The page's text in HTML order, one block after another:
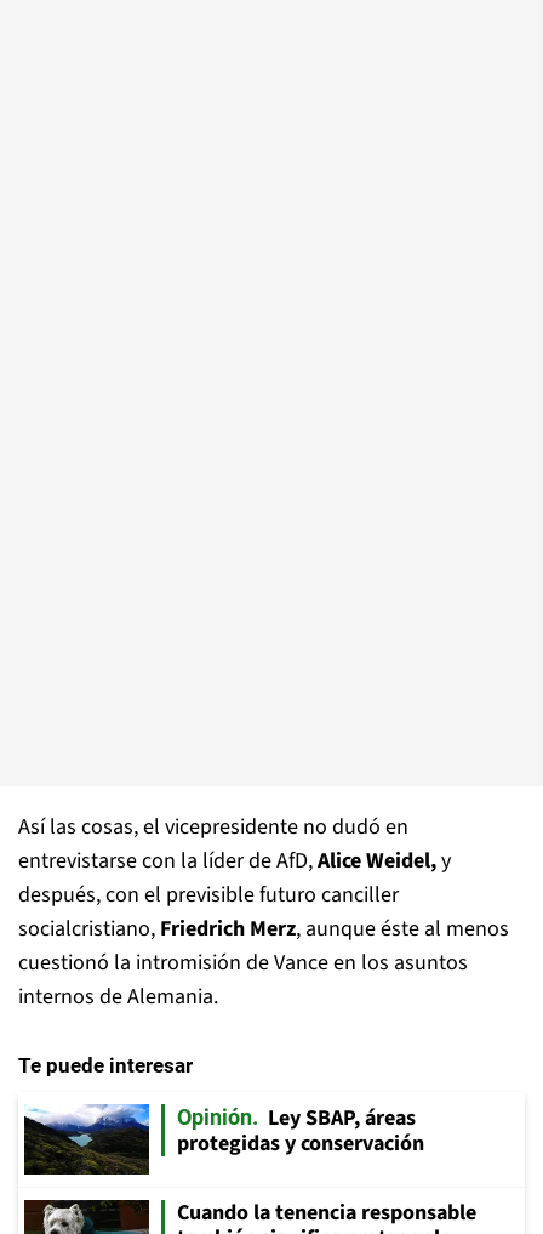
Así las cosas, el vicepresidente no dudó en
entrevistarse con la líder de AfD,Alice Weidel,y
después, con el previsible futuro canciller
socialcristiano, Friedrich Merz, aunque éste al menos
cuestionó la intromisión de Vance en los asuntos
internos de Alemania.
Te puede interesar
Opinión
Ley SBAP, áreas
protegidas y conservación
Cuando la tenencia responsable